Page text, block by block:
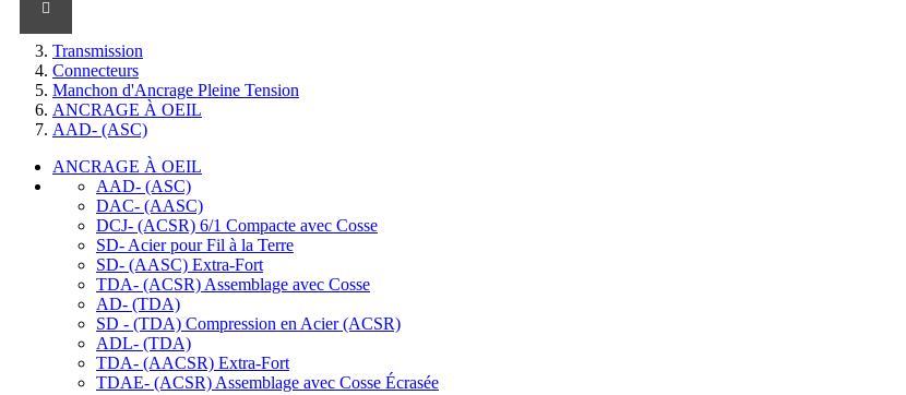
Transmission
Connecteurs
Manchon d'Ancrage Pleine Tension
ANCRAGE À OEIL
AAD- (ASC)
ANCRAGE À OEIL
AAD- (ASC)
DAC- (AASC)
DCJ- (ACSR) 6/1 Compacte avec Cosse
SD- Acier pour Fil à la Terre
SD- (AASC) Extra-Fort
TDA- (ACSR) Assemblage avec Cosse
AD- (TDA)
SD - (TDA) Compression en Acier (ACSR)
ADL- (TDA)
TDA- (AACSR) Extra-Fort
TDAE- (ACSR) Assemblage avec Cosse Écrasée